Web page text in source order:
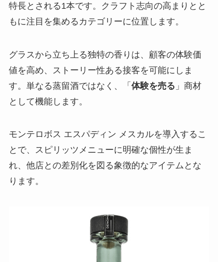
特長とされる1本です。クラフト志向の高まりとと
もに注目を集めるカテゴリーに位置します。
グラスから立ち上る独特の香りは、顧客の体験価
値を高め、ストーリー性ある接客を可能にしま
す。単なる蒸留酒ではなく、「 体験を売る 」商材
として機能します。
モンテロボス エスパディン メスカルを導入するこ
とで、スピリッツメニューに明確な個性が生ま
れ、他店との差別化を図る象徴的なアイテムとな
ります。